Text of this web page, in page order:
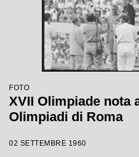
FOTO
XVII Olimpiade nota
Olimpiadi di Roma
02 SETTEMBRE 1960